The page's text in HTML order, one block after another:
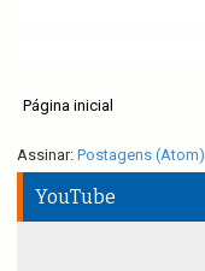
Página inicial
Assinar: Postagens (Atom)
YouTube